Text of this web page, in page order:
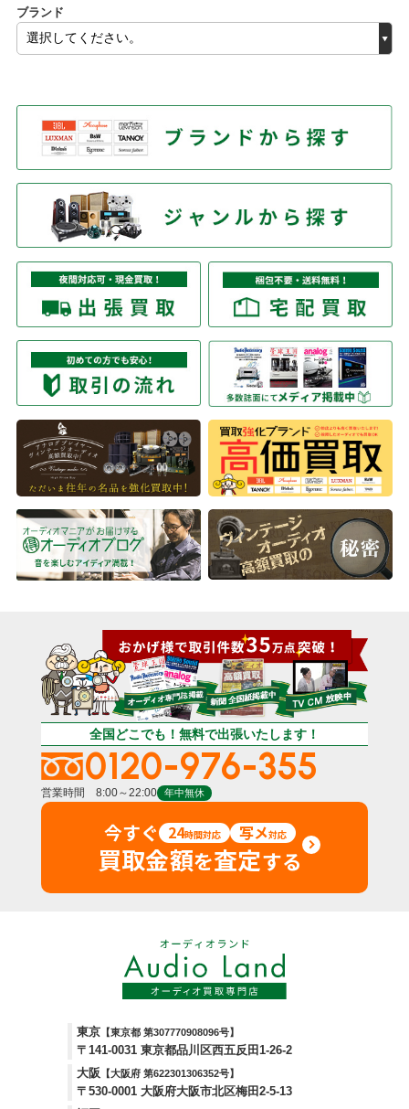
ブランド
全国どこでも！無料で出張いたします！
0120-976-355
営業時間 8:00～22:00 年中無休
今すぐ 24時間対応 写メ対応
買取金額を査定する
東京 【東京都 第307770908096号】
〒141-0031 東京都品川区西五反田1-26-2
大阪
【大阪府 第622301306352号】
〒530-0001 大阪府大阪市北区梅田2-5-13